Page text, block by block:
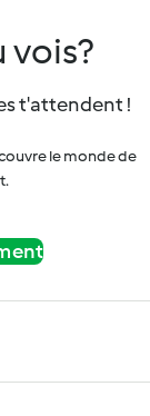
vois?
t'attendent !
le monde de